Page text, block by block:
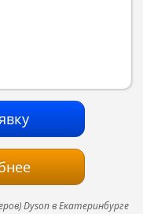
Dyson в Екатеринбурге